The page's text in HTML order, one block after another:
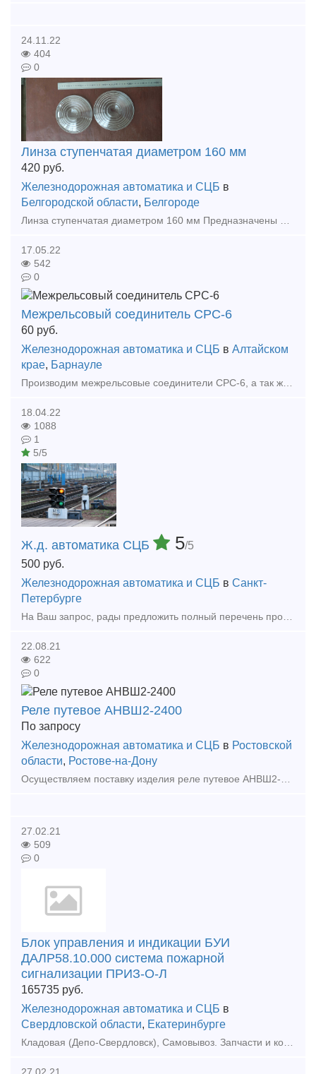
24.11.22
404
0
Линза ступенчатая диаметром 160 мм
420 руб.
Железнодорожная автоматика и СЦБ в
Белгородской области, Белгороде
Линза ступенчатая диаметром 160 мм Предназначены для установки в головках линзовых мачтовых и карликовых светофоров, а также светофоров линзовых «МЕТРО» в условиях эксплуатации с умеренным и холодным
17.05.22
542
0
Межрельсовый соединитель СРС-6
60 руб.
Железнодорожная автоматика и СЦБ в Алтайском
крае, Барнауле
Производим межрельсовые соединители СРС-6, а так же перемычки ПЯ и ТЯ, доставим до транспортной компании
18.04.22
1088
1
5/5
Ж.д. автоматика СЦБ 5/5
500 руб.
Железнодорожная автоматика и СЦБ в Санкт-
Петербурге
На Ваш запрос, рады предложить полный перечень продукции ж.д. автоматики - СЦБ (реле, релейные блоки, трансформаторы, стативы, светофоры, оборудование ж.д. переездов, стрелочные приводы, путевые ящики
22.08.21
622
0
Реле путевое АНВШ2-2400
По запросу
Железнодорожная автоматика и СЦБ в Ростовской
области, Ростове-на-Дону
27.02.21
509
0
Блок управления и индикации БУИ
ДАЛР58.10.000 система пожарной
сигнализации ПРИЗ-О-Л
165735 руб.
Железнодорожная автоматика и СЦБ в
Свердловской области, Екатеринбурге